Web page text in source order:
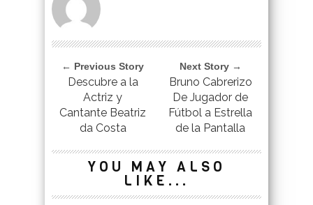
← Previous Story
Descubre a la
Actriz y
Cantante Beatriz
da Costa
Next Story →
Bruno Cabrerizo
De Jugador de
Fútbol a Estrella
de la Pantalla
YOU MAY ALSO
LIKE...